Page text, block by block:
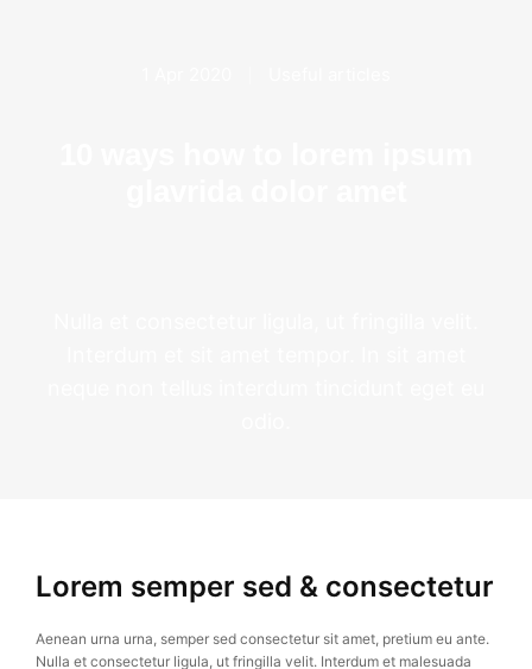
Lorem semper sed & consectetur
Aenean urna urna, semper sed consectetur sit amet, pretium eu ante.
Nulla et consectetur ligula, ut fringilla velit. Interdum et malesuada